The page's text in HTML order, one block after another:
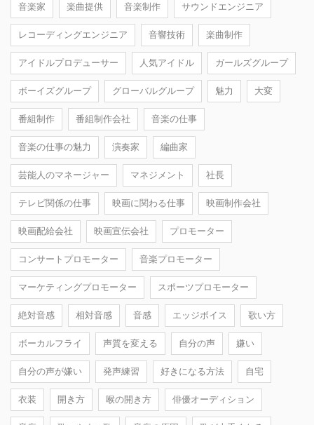
音楽家 楽曲提供 音楽制作 サウンドエンジニア
レコーディングエンジニア 音響技術 楽曲制作
アイドルプロデューサー 人気アイドル ガールズグループ
ボーイズグループ グローバルグループ 魅力 大変
番組制作 番組制作会社 音楽の仕事
音楽の仕事の魅力 演奏家 編曲家
芸能人のマネージャー マネジメント 社長
テレビ関係の仕事 映画に関わる仕事 映画制作会社
映画配給会社 映画宣伝会社 プロモーター
コンサートプロモーター 音楽プロモーター
マーケティングプロモーター スポーツプロモーター
絶対音感 相対音感 音感 エッジボイス 歌い方
ボーカルフライ 声質を変える 自分の声 嫌い
自分の声が嫌い 発声練習 好きになる方法 自宅
衣装 開き方 喉の開き方 俳優オーディション